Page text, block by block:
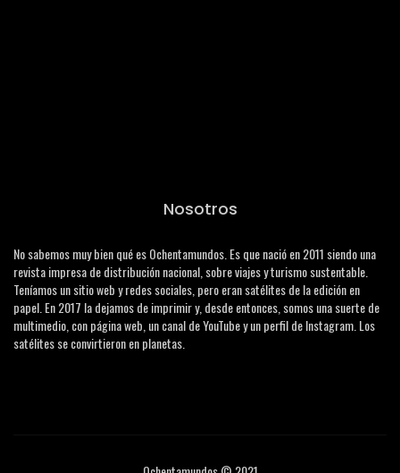
Nosotros
No sabemos muy bien qué es Ochentamundos. Es que nació en 2011 siendo una
revista impresa de distribución nacional, sobre viajes y turismo sustentable.
Teníamos un sitio web y redes sociales, pero eran satélites de la edición en
papel. En 2017 la dejamos de imprimir y, desde entonces, somos una suerte de
multimedio, con página web, un canal de YouTube y un perfil de Instagram. Los
satélites se convirtieron en planetas.